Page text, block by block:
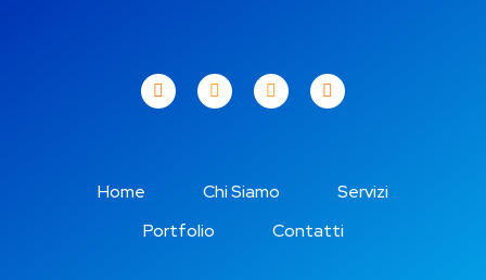
Home Chi Siamo
Servizi
Portfolio
Contatti